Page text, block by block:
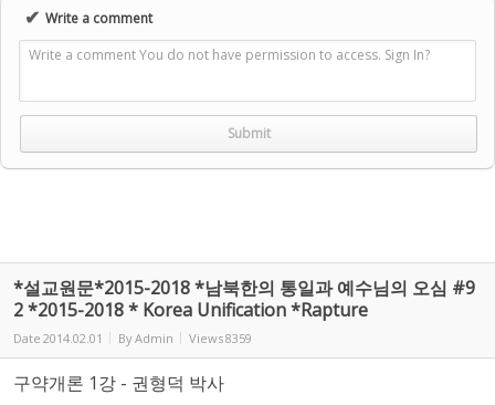
✔ Write a comment
Write a comment You do not have permission to access. Sign In?
*설교원문*2015-2018 *남북한의 통일과 예수님의 오심 #9
2 *2015-2018 * Korea Unification *Rapture
Date 2014.02.01 ByAdmin Views8359
구약개론 1강 - 권형덕 박사